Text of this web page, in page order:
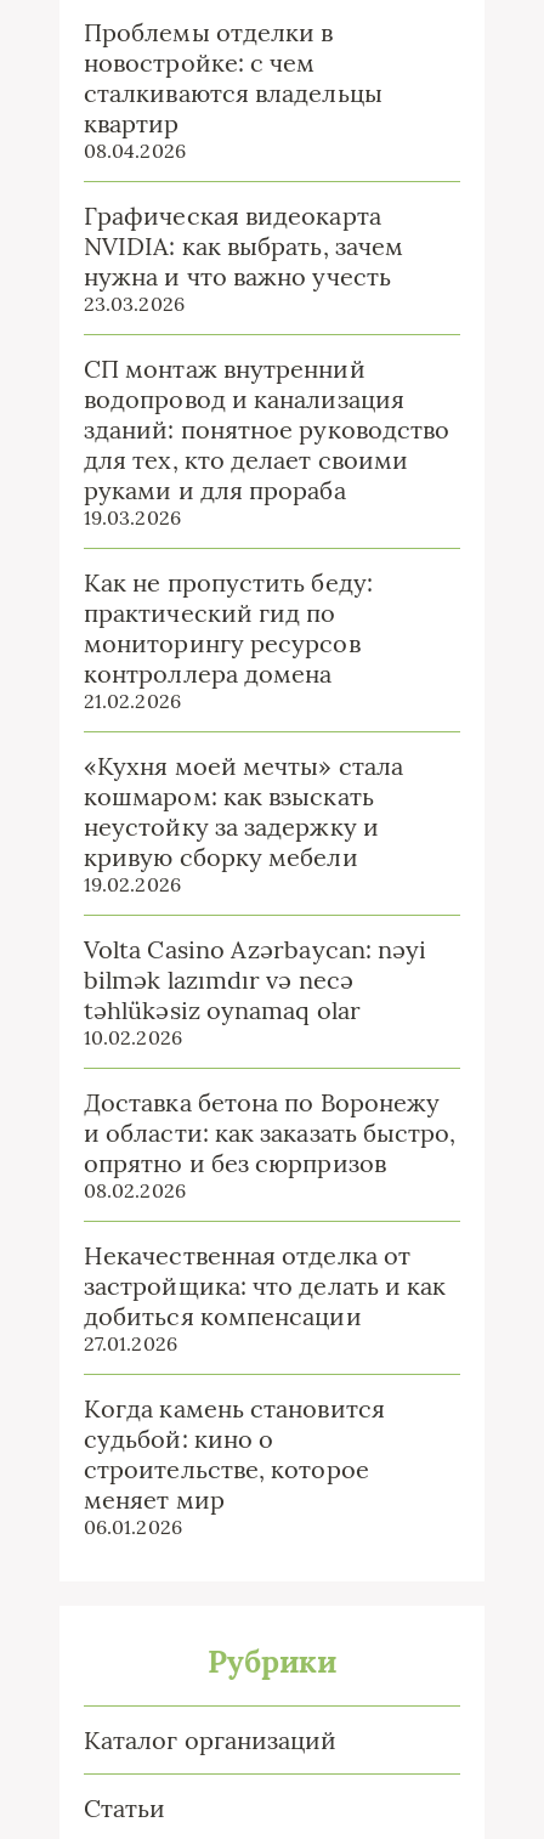
Проблемы отделки в
новостройке: с чем
сталкиваются владельцы
квартир
08.04.2026
Графическая видеокарта
NVIDIA: как выбрать, зачем
нужна и что важно учесть
23.03.2026
СП монтаж внутренний
водопровод и канализация
зданий: понятное руководство
для тех, кто делает своими
руками и для прораба
19.03.2026
Как не пропустить беду:
практический гид по
мониторингу ресурсов
контроллера домена
21.02.2026
«Кухня моей мечты» стала
кошмаром: как взыскать
неустойку за задержку и
кривую сборку мебели
19.02.2026
Volta Casino Azərbaycan: nəyi
bilmək lazımdır və necə
təhlükəsiz oynamaq olar
10.02.2026
Доставка бетона по Воронежу
и области: как заказать быстро,
опрятно и без сюрпризов
08.02.2026
Некачественная отделка от
застройщика: что делать и как
добиться компенсации
27.01.2026
Когда камень становится
судьбой: кино о
строительстве, которое
меняет мир
06.01.2026
Рубрики
Каталог организаций
Статьи